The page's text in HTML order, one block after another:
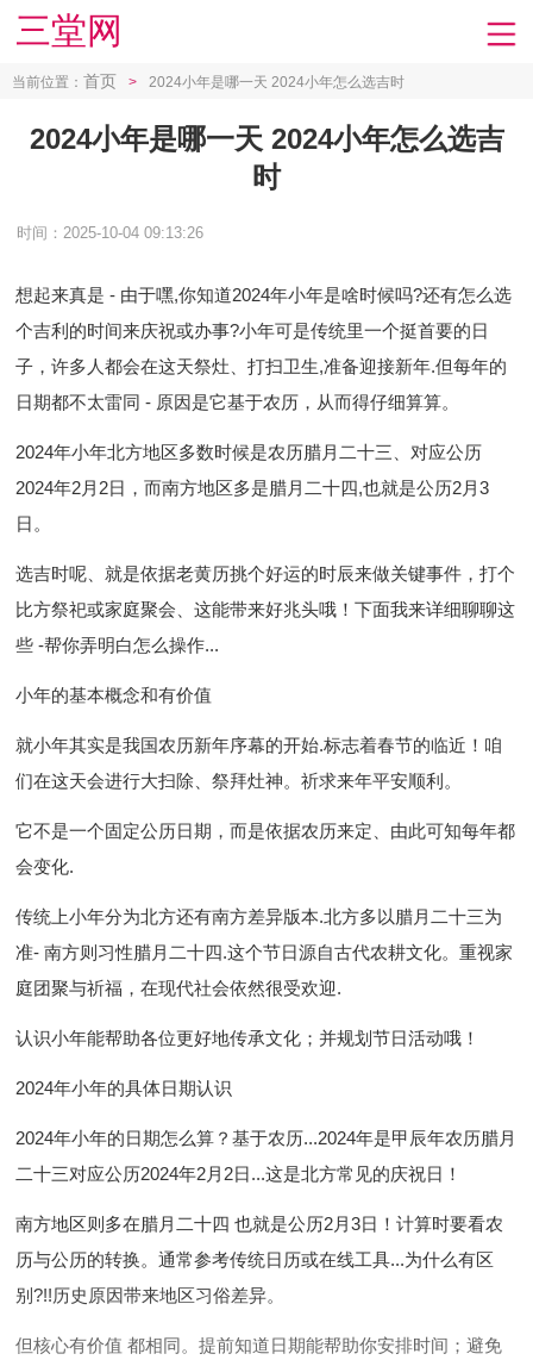
三堂网
当前位置： 首页 > 2024小年是哪一天 2024小年怎么选吉时
2024小年是哪一天 2024小年怎么选吉
时
时间：2025-10-04 09:13:26
想起来真是 - 由于嘿,你知道2024年小年是啥时候吗?还有怎么选
个吉利的时间来庆祝或办事?小年可是传统里一个挺首要的日
子，许多人都会在这天祭灶、打扫卫生,准备迎接新年.但每年的
日期都不太雷同 - 原因是它基于农历，从而得仔细算算。
2024年小年北方地区多数时候是农历腊月二十三、对应公历
2024年2月2日，而南方地区多是腊月二十四,也就是公历2月3
日。
选吉时呢、就是依据老黄历挑个好运的时辰来做关键事件，打个
比方祭祀或家庭聚会、这能带来好兆头哦！下面我来详细聊聊这
些 -帮你弄明白怎么操作...
小年的基本概念和有价值
就小年其实是我国农历新年序幕的开始.标志着春节的临近！咱
们在这天会进行大扫除、祭拜灶神。祈求来年平安顺利。
它不是一个固定公历日期，而是依据农历来定、由此可知每年都
会变化.
传统上小年分为北方还有南方差异版本.北方多以腊月二十三为
准- 南方则习性腊月二十四.这个节日源自古代农耕文化。重视家
庭团聚与祈福，在现代社会依然很受欢迎.
认识小年能帮助各位更好地传承文化；并规划节日活动哦！
2024年小年的具体日期认识
2024年小年的日期怎么算？基于农历...2024年是甲辰年农历腊月
二十三对应公历2024年2月2日...这是北方常见的庆祝日！
南方地区则多在腊月二十四 也就是公历2月3日！计算时要看农
历与公历的转换。通常参考传统日历或在线工具...为什么有区
别?!!历史原因带来地区习俗差异。
但核心有价值 都相同。提前知道日期能帮助你安排时间；避免